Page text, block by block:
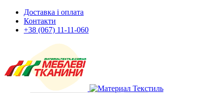
Доставка і оплата
Контакти
+38 (067) 11-11-060